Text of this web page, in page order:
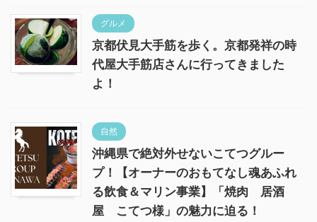
グルメ
京都伏見大手筋を歩く。京都発祥の時
代屋大手筋店さんに行ってきました
よ！
自然
沖縄県で絶対外せないこてつグルー
プ！【オーナーのおもてなし魂あふれ
る飲食＆マリン事業】「焼肉 居酒
屋 こてつ様」の魅力に迫る！